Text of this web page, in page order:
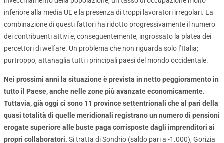
inferiore alla media UE e la presenza di troppi lavoratori irregolari. La
combinazione di questi fattori ha ridotto progressivamente il numero
dei contribuenti attivi e, conseguentemente, ingrossato la platea dei
percettori di welfare. Un problema che non riguarda solo l’Italia;
purtroppo, attanaglia tutti i principali paesi del mondo occidentale.
Nei prossimi anni la situazione è prevista in netto peggioramento in
tutto il Paese, anche nelle zone più avanzate economicamente.
Tuttavia, già oggi ci sono 11 province settentrionali che al pari della
quasi totalità di quelle meridionali registrano un numero di pensioni
erogate superiore alle buste paga corrisposte dagli imprenditori ai
propri collaboratori. Si tratta di Sondrio (saldo pari a -1.000), Gorizia